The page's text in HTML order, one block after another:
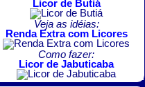
Licor de Butiá
Veja as idéias:
Renda Extra com Licores
Como fazer:
Licor de Jabuticaba